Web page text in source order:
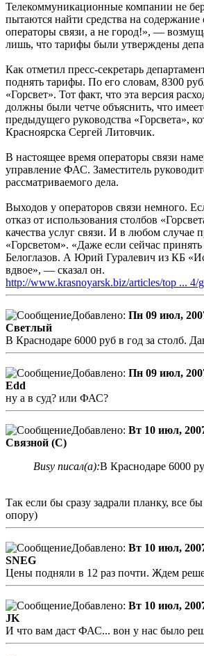
Телекоммуникационные компании не
пытаются найти средства на
операторы связи, а не город!», —
лишь, что тарифы были утверждены
Как отметил пресс-секретарь
поднять тарифы. По его словам, 8300
«Горсвет». Тот факт, что эта версия
должны были четче объяснить, что
предыдущего руководства «Горсвета»,
Красноярска Сергей Литовчик.
В настоящее время операторы связи
управление ФАС. Заместитель
рассматриваемого дела.
Выходов у операторов связи немного.
отказ от использования столбов
качества услуг связи. И в любом случае
«Горсветом». «Даже если сейчас
Белоглазов. А Юрий Гуралевич из КБ
вдвое», — сказал он.
http://www.krasnoyarsk.biz/articles/top ... 4/
Добавлено: Пн 09 июл,
Светлый
В Краснодаре 6000 руб в год за столб.
Добавлено: Пн 09 июл,
Edd
ну а в суд? или ФАС?
Добавлено: Вт 10 июл,
Связной (С)
Busy писал(а):В Краснодаре 6000
Так если бы сразу задрали планку, все
опору)
Добавлено: Вт 10 июл,
SNEG
Цены подняли в 12 раз почти. Ждем
Добавлено: Вт 10 июл,
JK
И что вам даст ФАС... вон у нас было